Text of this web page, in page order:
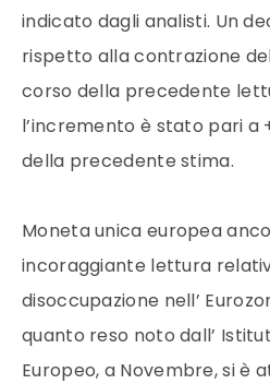
indicato dagli analisti. Un
rispetto alla contrazione
corso della precedente
l’incremento è stato pari a
della precedente stima.
Moneta unica europea
incoraggiante lettura
disoccupazione nell’
quanto reso noto dall’
Europeo, a Novembre, si è